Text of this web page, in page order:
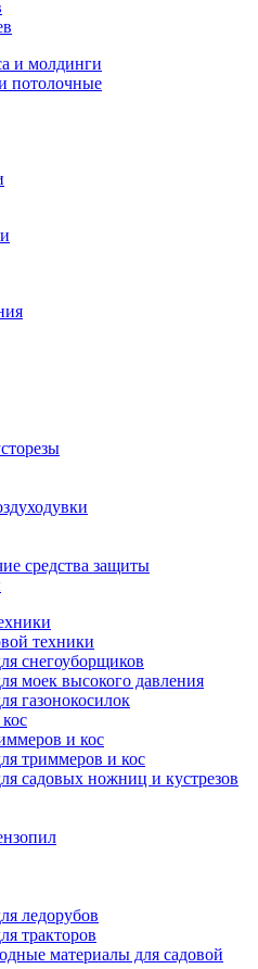
и молдинги
потолочные
средства защиты
техники
снегоуборщиков
моек высокого давления
газонокосилок
и кос
триммеров и кос
садовых ножниц и кустрезов
ледорубов
тракторов
материалы для садовой